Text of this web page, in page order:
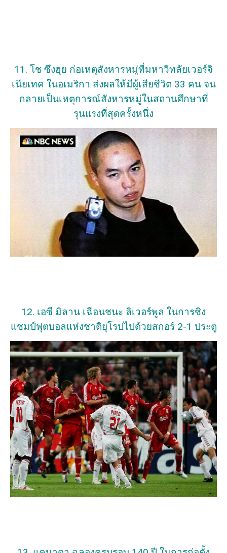
11. โช ซึงฮุย ก่อเหตุสังหารหมู่ที่มหาวิทลัยเวอร์จิ
เนียเทค ในอเมริกา ส่งผลให้มีผู้เสียชีวิต 33 คน จน
กลายเป็นเหตุการณ์สังหารหมู่ในสถานศึกษาที่
รุนแรงที่สุดครั้งหนึ่ง
12. เอซี มิลาน เฉือนชนะ ลิเวอร์พูล ในการชิง
แชมป์ฟุตบอลแห่งชาติยุโรปไปด้วยสกอร์ 2-1 ประตู